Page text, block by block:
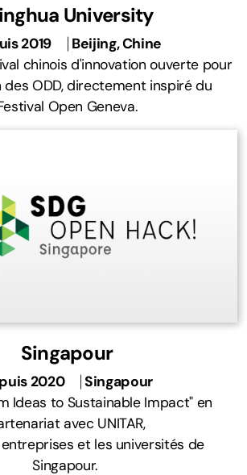
University
2019
Beijing, Chine
chinois d'innovation ouverte pour
des ODD, directement inspiré du
Open Geneva.
Singapour
2020⎹Singapour
Ideas to Sustainable Impact" en
avec UNITAR,
entreprises et les universités de
Singapour.